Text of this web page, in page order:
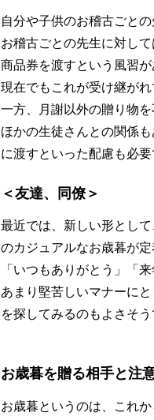
自分や子供のお稽古ごと
お稽古ごとの先生に対し
商品券を渡すという風習が
現在でもこれが受け継が
一方、月謝以外の贈り物
ほかの生徒さんとの関係
に渡すといった配慮も必要
＜友達、同僚＞
最近では、新しい形とし
のカジュアルなお歳暮が定
「いつもありがとう」「
あまり堅苦しいマナーに
を探してみるのもよさそう
お歳暮を贈る相手と注
お歳暮というのは、これ